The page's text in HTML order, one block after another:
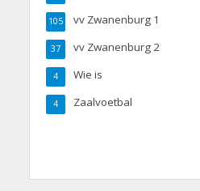
vv Zwanenburg 1
105
vv Zwanenburg 2
37
Wie is
4
Zaalvoetbal
4